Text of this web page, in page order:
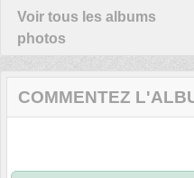
Voir tous les albums
photos
COMMENTEZ